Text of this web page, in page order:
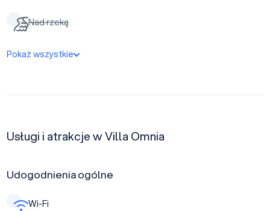
Nad rzeką
Pokaż wszystkie
Usługi i atrakcje w Villa Omnia
Udogodnienia ogólne
Wi-Fi